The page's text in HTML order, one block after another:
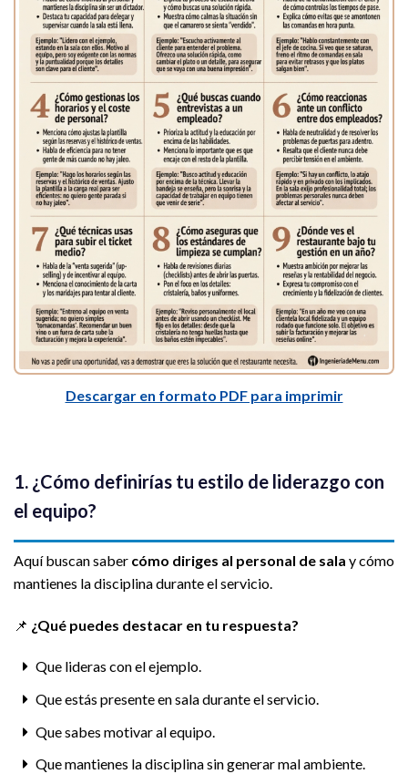
Descargar en formato PDF para imprimir
1. ¿Cómo definirías tu estilo de liderazgo con
el equipo?
Aquí buscan saber cómo diriges al personal de sala y cómo
mantienes la disciplina durante el servicio.
📌 ¿Qué puedes destacar en tu respuesta?
Que lideras con el ejemplo.
Que estás presente en sala durante el servicio.
Que sabes motivar al equipo.
Que mantienes la disciplina sin generar mal ambiente.